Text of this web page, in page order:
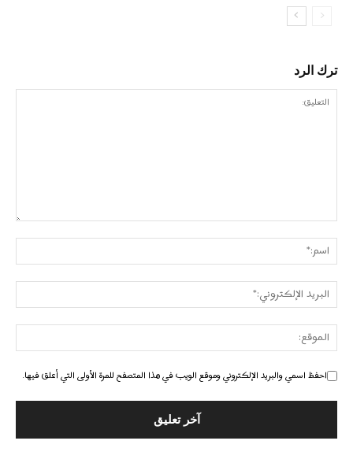
ترك الرد
احفظ اسمي والبريد الإلكتروني وموقع الويب في هذا المتصفح للمرة الأولى التي أعلق فيها.